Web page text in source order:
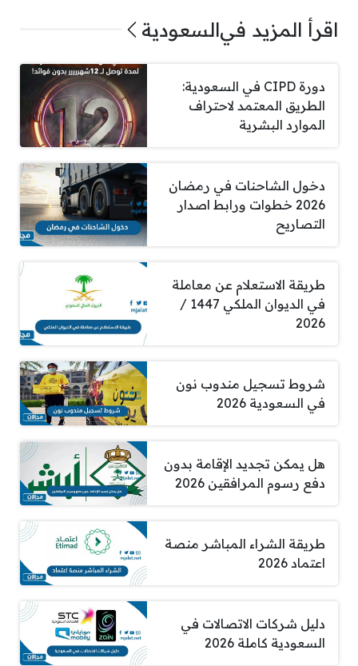
اقرأ المزيد فيالسعودية
دورة CIPD في السعودية:
الطريق المعتمد لاحتراف
الموارد البشرية
دخول الشاحنات في رمضان
2026 خطوات ورابط اصدار
التصاريح
طريقة الاستعلام عن معاملة
في الديوان الملكي 1447 /
2026
شروط تسجيل مندوب نون
في السعودية 2026
هل يمكن تجديد الإقامة بدون
دفع رسوم المرافقين 2026
طريقة الشراء المباشر منصة
اعتماد 2026
دليل شركات الاتصالات في
السعودية كاملة 2026